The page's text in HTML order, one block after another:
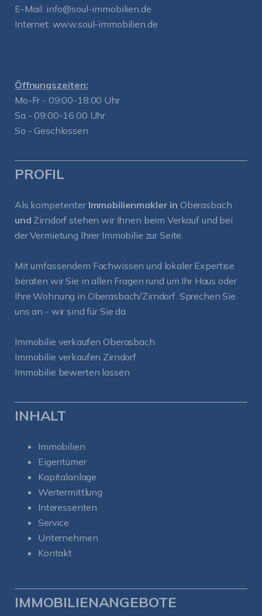
E-Mail: info@soul-immobilien.de
Internet: www.soul-immobilien.de
Öffnungszeiten:
Mo-Fr - 09:00-18:00 Uhr
Sa - 09:00-16:00 Uhr
So - Geschlossen
PROFIL
Als kompetenter Immobilienmakler in Oberasbach
und Zirndorf stehen wir Ihnen beim Verkauf und bei
der Vermietung Ihrer Immobilie zur Seite.
Mit umfassendem Fachwissen und lokaler Expertise
beraten wir Sie in allen Fragen rund um Ihr Haus oder
Ihre Wohnung in Oberasbach/Zirndorf. Sprechen Sie
uns an - wir sind für Sie da.
Immobilie verkaufen Oberasbach
Immobilie verkaufen Zirndorf
Immobilie bewerten lassen
INHALT
Immobilien
Eigentümer
Kapitalanlage
Wertermittlung
Interessenten
Service
Unternehmen
Kontakt
IMMOBILIENANGEBOTE